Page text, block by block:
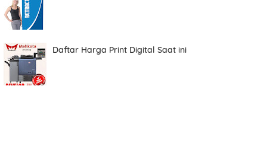
Daftar Harga Print Digital Saat ini
Comment